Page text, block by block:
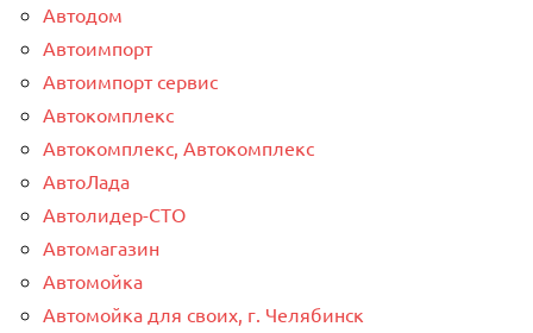
Автодом
Автоимпорт
Автоимпорт сервис
Автокомплекс
Автокомплекс, Автокомплекс
АвтоЛада
Автолидер-СТО
Автомагазин
Автомойка
Автомойка для своих, г. Челябинск